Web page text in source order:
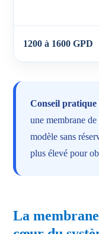
1200 à 1600 GPD
Conseil pratique
une membrane
modèle sans
plus élevé pour
La